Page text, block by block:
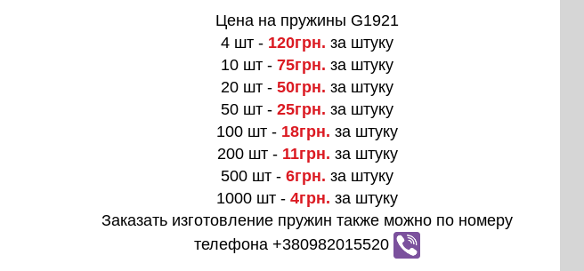
Цена на пружины G1921
4 шт - 120грн. за штуку
10 шт -75грн. за штуку
20 шт -50грн. за штуку
50 шт -25грн. за штуку
100 шт - 18грн. за штуку
200 шт - 11грн. за штуку
500 шт -6грн. за штуку
1000 шт -4грн. за штуку
Заказать изготовление пружин также можно по номеру
телефона +380982015520